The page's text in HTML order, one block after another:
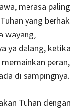
merasa paling
yang berhak
wayang,
ya dalang, ketika
peran,
di sampingnya.
Tuhan dengan